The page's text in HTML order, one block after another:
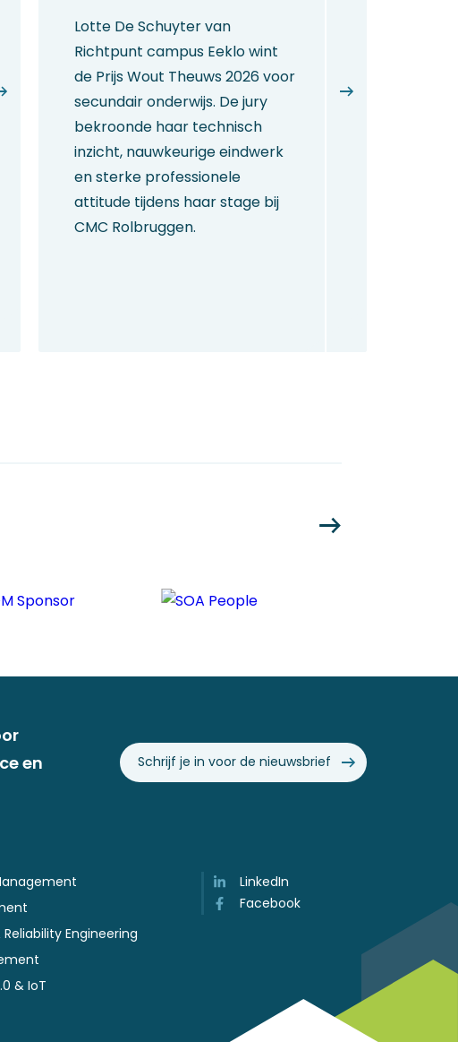
Lotte De Schuyter van
Richtpunt campus Eeklo wint
de Prijs Wout Theuws 2026 voor
secundair onderwijs. De jury
bekroonde haar technisch
inzicht, nauwkeurige eindwerk
en sterke professionele
attitude tijdens haar stage bij
CMC Rolbruggen.
en
Schrijf je in voor de nieuwsbrief
Engineering
& IoT
LinkedIn
Facebook